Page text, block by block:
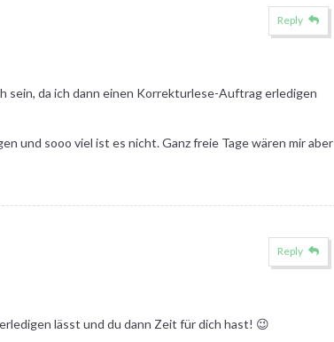
sein, da ich dann einen Korrekturlese-Auftrag erledigen
und sooo viel ist es nicht. Ganz freie Tage wären mir aber
Reply
lässt und du dann Zeit für dich hast! 😉
Reply